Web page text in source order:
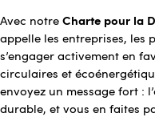
Avec notre Charte pour la
appelle les entreprises, les
s’engager activement en
circulaires et
envoyez un message fort :
durable, et vous en faites